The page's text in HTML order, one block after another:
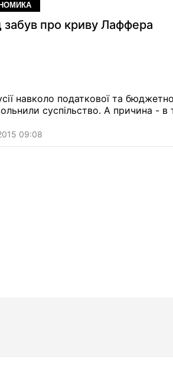
забув про криву Лаффера
навколо податкової та
суспільство. А причина - в
09:08